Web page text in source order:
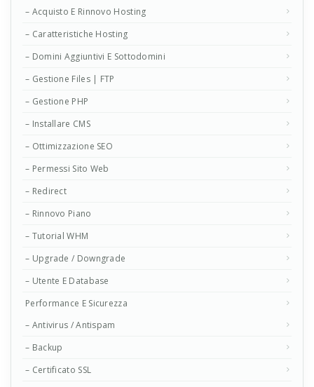
– Acquisto E Rinnovo Hosting
– Caratteristiche Hosting
– Domini Aggiuntivi E Sottodomini
– Gestione Files | FTP
– Gestione PHP
– Installare CMS
– Ottimizzazione SEO
– Permessi Sito Web
– Redirect
– Rinnovo Piano
– Tutorial WHM
– Upgrade / Downgrade
– Utente E Database
Performance E Sicurezza
– Antivirus / Antispam
– Backup
– Certificato SSL